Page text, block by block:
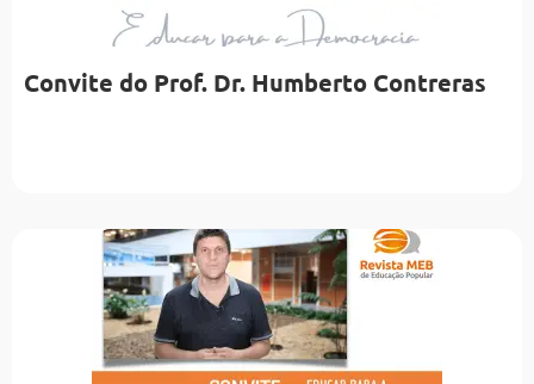
Convite do Prof. Dr. Humberto Contreras